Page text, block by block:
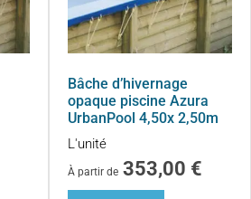
Bâche d’hivernage
opaque piscine Azura
UrbanPool 4,50x 2,50m
L'unité
À partir de 353,00 €